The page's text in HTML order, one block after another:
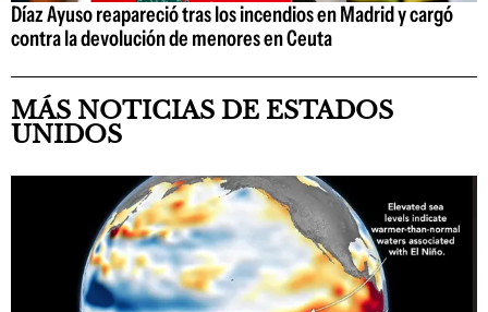
Díaz Ayuso reapareció tras los incendios en Madrid y cargó
contra la devolución de menores en Ceuta
MÁS NOTICIAS DE ESTADOS
UNIDOS